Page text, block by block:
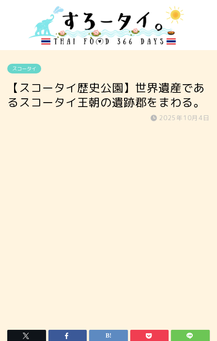
スコータイ
【スコータイ歴史公園】世界遺産であ
るスコータイ王朝の遺跡郡をまわる。
2025年10月4日